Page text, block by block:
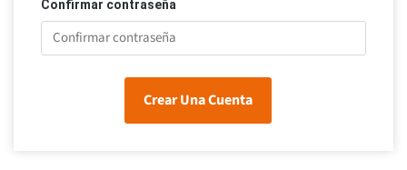
Confirmar contraseña
Crear Una Cuenta